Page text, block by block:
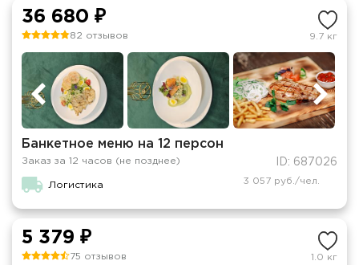
36 680 ₽
82 отзывов 9.7 кг
Банкетное меню на 12 персон
Заказ за 12 часов (не позднее) ID: 687026
Логистика 3 057 руб./чел.
5 379 ₽
75 отзывов 1.0 кг